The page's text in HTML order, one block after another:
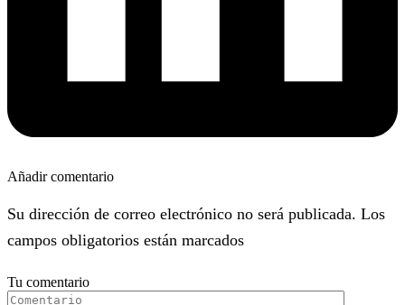
Añadir comentario
Su dirección de correo electrónico no será publicada. Los
campos obligatorios están marcados
Tu comentario